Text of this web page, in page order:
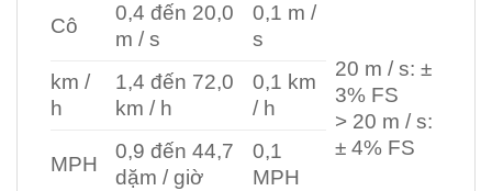
20 m / s: ±
3% FS
> 20 m / s:
± 4% FS
Cô
0,4 đến 20,0
m / s
0,1 m /
s
km /
h
1,4 đến 72,0
km / h
0,1 km
/ h
MPH
0,9 đến 44,7
dặm / giờ
0,1
MPH